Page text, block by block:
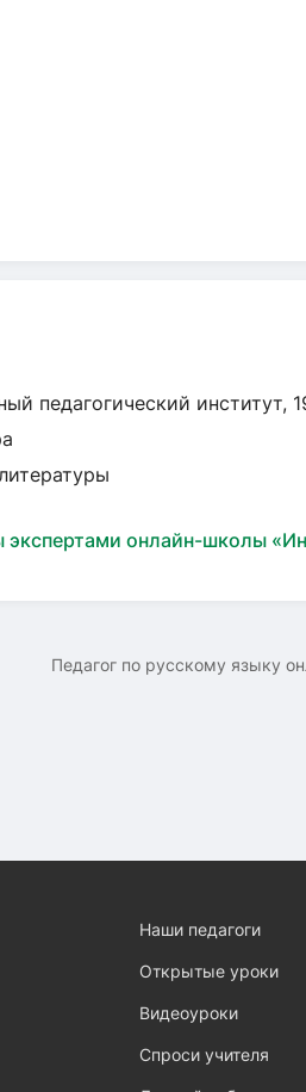
педагогический институт,
онлайн-школы
Педагог по русскому языку
Наши педагоги
Открытые уроки
Видеоуроки
Спроси учителя